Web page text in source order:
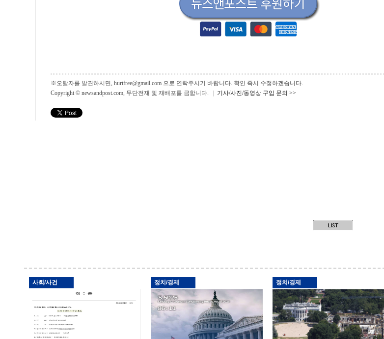
※오탈자를 발견하시면, hurtfree@gmail.com 으로 연락주시기 바랍니다. 확인 즉시 수정하겠습니다.
Copyright © newsandpost.com, 무단전재 및 재배포를 금합니다. | 기사/사진/동영상 구입 문의 >>
사회/사건 정치/경제 정치/경제